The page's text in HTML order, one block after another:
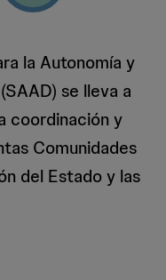
la Autonomía y
se lleva a
coordinación y
Comunidades
del Estado y las